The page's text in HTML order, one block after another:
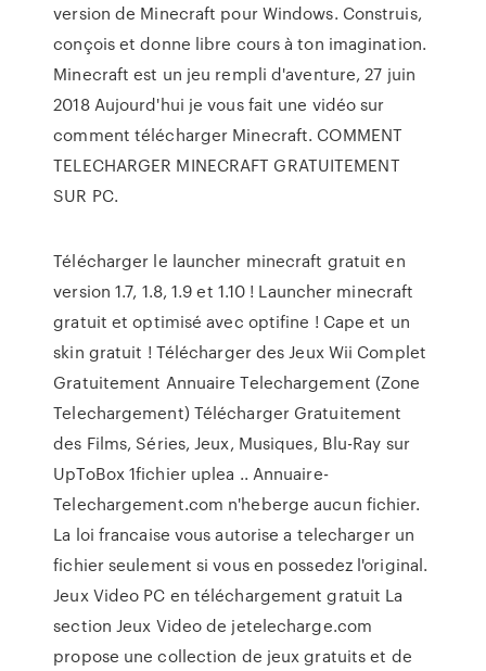
version de Minecraft pour Windows. Construis,
conçois et donne libre cours à ton imagination.
Minecraft est un jeu rempli d'aventure, 27 juin
2018 Aujourd'hui je vous fait une vidéo sur
comment télécharger Minecraft. COMMENT
TELECHARGER MINECRAFT GRATUITEMENT
SUR PC.
Télécharger le launcher minecraft gratuit en
version 1.7, 1.8, 1.9 et 1.10 ! Launcher minecraft
gratuit et optimisé avec optifine ! Cape et un
skin gratuit ! Télécharger des Jeux Wii Complet
Gratuitement Annuaire Telechargement (Zone
Telechargement) Télécharger Gratuitement
des Films, Séries, Jeux, Musiques, Blu-Ray sur
UpToBox 1fichier uplea .. Annuaire-
Telechargement.com n'heberge aucun fichier.
La loi francaise vous autorise a telecharger un
fichier seulement si vous en possedez l'original.
Jeux Video PC en téléchargement gratuit La
section Jeux Video de jetelecharge.com
propose une collection de jeux gratuits et de